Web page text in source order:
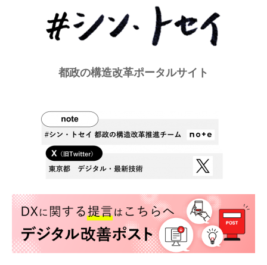
都政の構造改革ポータルサイト